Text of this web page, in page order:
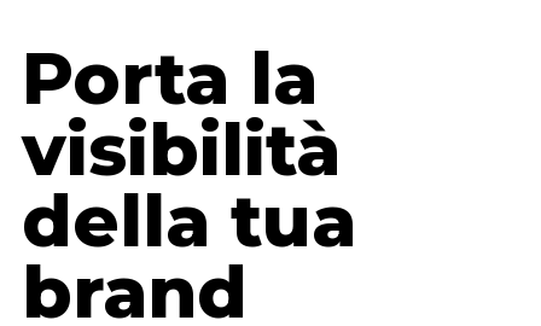
Porta la
visibilità
della tua
brand